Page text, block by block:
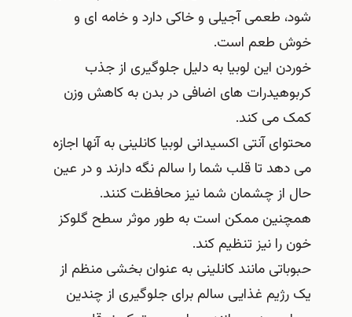
شود، طعمی آجیلی و خاکی دارد و خامه ای و
خوش طعم است.
خوردن این لوبیا به دلیل جلوگیری از جذب
کربوهیدرات های اضافی در بدن به کاهش وزن
کمک می کند.
محتوای آنتی اکسیدانی لوبیا کانلینی به آنها اجازه
می دهد تا قلب شما را سالم نگه دارند و در عین
حال از چشمان شما نیز محافظت کنند.
همچنین ممکن است به طور موثر سطح گلوکز
خون را نیز تنظیم کند.
حبوباتی مانند کانلینی به عنوان بخشی منظم از
یک رژیم غذایی سالم برای جلوگیری از چندین